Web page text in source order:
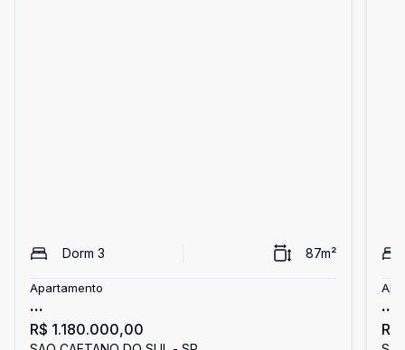
Dorm 3 87m²
Apartamento
...
R$ 1.180.000,00
...